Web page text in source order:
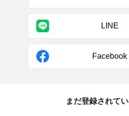
LINE
Facebook
まだ登録されて